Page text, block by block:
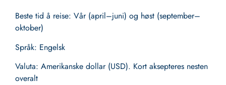
Beste tid å reise: Vår (april–juni) og høst (september–
oktober)
Språk: Engelsk
Valuta: Amerikanske dollar (USD). Kort aksepteres nesten
overalt